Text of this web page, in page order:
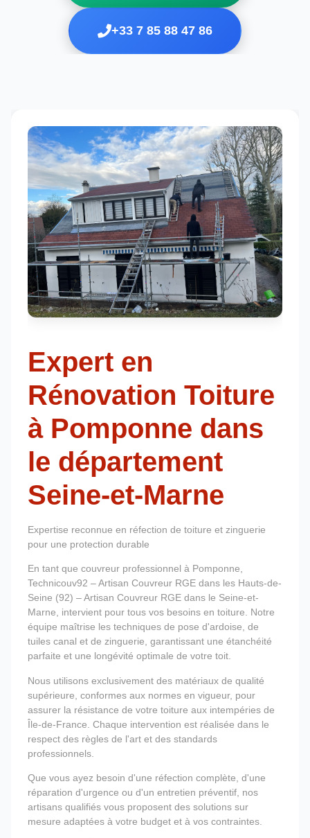
+33 7 85 88 47 86
Expert en
Rénovation Toiture
à Pomponne dans
le département
Seine-et-Marne
Expertise reconnue en réfection de toiture et zinguerie
pour une protection durable
En tant que couvreur professionnel à Pomponne,
Technicouv92 – Artisan Couvreur RGE dans les Hauts-de-
Seine (92) – Artisan Couvreur RGE dans le Seine-et-
Marne, intervient pour tous vos besoins en toiture. Notre
équipe maîtrise les techniques de pose d'ardoise, de
tuiles canal et de zinguerie, garantissant une étanchéité
parfaite et une longévité optimale de votre toit.
Nous utilisons exclusivement des matériaux de qualité
supérieure, conformes aux normes en vigueur, pour
assurer la résistance de votre toiture aux intempéries de
Île-de-France. Chaque intervention est réalisée dans le
respect des règles de l'art et des standards
professionnels.
Que vous ayez besoin d'une réfection complète, d'une
réparation d'urgence ou d'un entretien préventif, nos
artisans qualifiés vous proposent des solutions sur
mesure adaptées à votre budget et à vos contraintes.